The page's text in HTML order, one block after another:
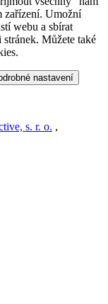
zařízení. Umožní
webu a sbírat
Můžete také
nastavení
s. r. o. ,